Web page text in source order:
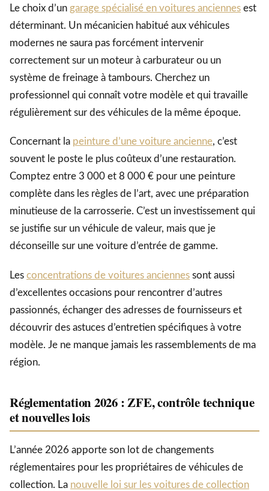
Le choix d’un garage spécialisé en voitures anciennes est
déterminant. Un mécanicien habitué aux véhicules
modernes ne saura pas forcément intervenir
correctement sur un moteur à carburateur ou un
système de freinage à tambours. Cherchez un
professionnel qui connaît votre modèle et qui travaille
régulièrement sur des véhicules de la même époque.
Concernant la peinture d’une voiture ancienne, c’est
souvent le poste le plus coûteux d’une restauration.
Comptez entre 3 000 et 8 000 € pour une peinture
complète dans les règles de l’art, avec une préparation
minutieuse de la carrosserie. C’est un investissement qui
se justifie sur un véhicule de valeur, mais que je
déconseille sur une voiture d’entrée de gamme.
Les concentrations de voitures anciennes sont aussi
d’excellentes occasions pour rencontrer d’autres
passionnés, échanger des adresses de fournisseurs et
découvrir des astuces d’entretien spécifiques à votre
modèle. Je ne manque jamais les rassemblements de ma
région.
Réglementation 2026 : ZFE, contrôle technique
et nouvelles lois
L’année 2026 apporte son lot de changements
réglementaires pour les propriétaires de véhicules de
collection. La nouvelle loi sur les voitures de collection